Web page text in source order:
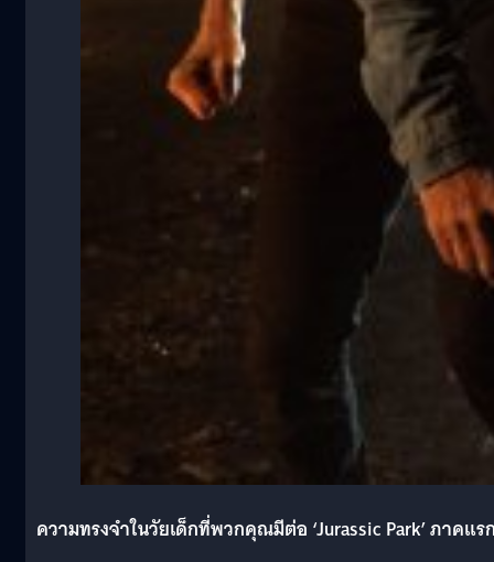
ความทรงจำในวัยเด็กที่พวกคุณมีต่อ ‘Jurassic Park’ภาคแร